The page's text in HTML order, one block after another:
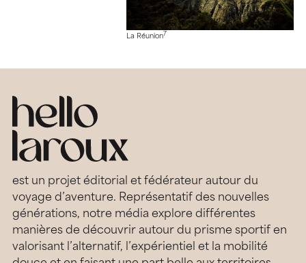
La Réunion7
est un projet éditorial et fédérateur autour du
voyage d’aventure. Représentatif des nouvelles
générations, notre média explore différentes
manières de découvrir autour du prisme sportif en
valorisant l’alternatif, l’expérientiel et la mobilité